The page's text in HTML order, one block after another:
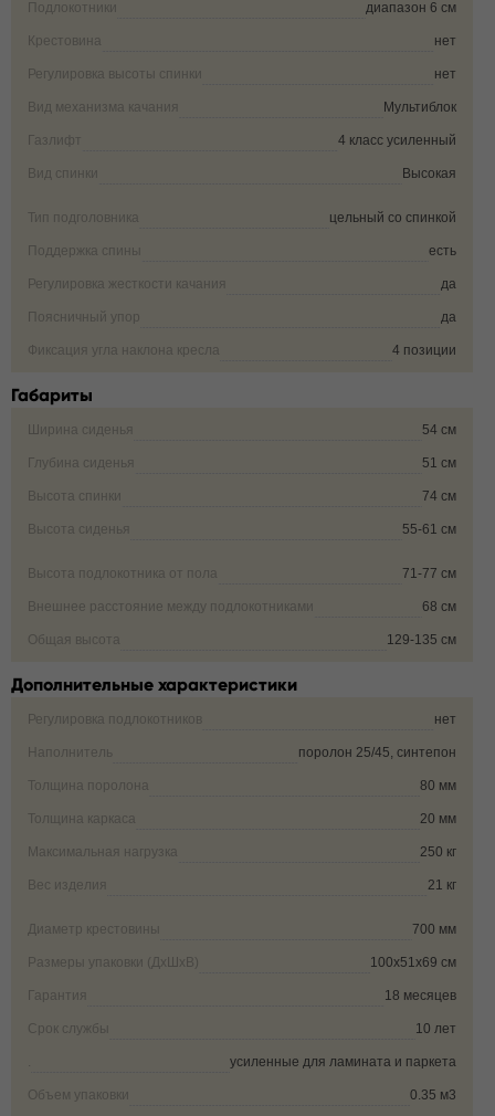
Подлокотники диапазон 6 см
Крестовина нет
Регулировка высоты спинки нет
Вид механизма качания Мультиблок
Газлифт 4 класс усиленный
Вид спинки Высокая
Тип подголовника цельный со спинкой
Поддержка спины есть
Регулировка жесткости качания да
Поясничный упор да
Фиксация угла наклона кресла 4 позиции
Габариты
Ширина сиденья 54 см
Глубина сиденья 51 см
Высота спинки 74 см
Высота сиденья 55-61 см
Высота подлокотника от пола 71-77 см
Внешнее расстояние между подлокотниками 68 см
Общая высота 129-135 см
Дополнительные характеристики
Регулировка подлокотников нет
Наполнитель поролон 25/45, синтепон
Толщина поролона 80 мм
Толщина каркаса 20 мм
Максимальная нагрузка 250 кг
Вес изделия 21 кг
Диаметр крестовины 700 мм
Размеры упаковки (ДxШxВ) 100х51х69 см
Гарантия 18 месяцев
Срок службы 10 лет
. усиленные для ламината и паркета
Объем упаковки 0.35 м3